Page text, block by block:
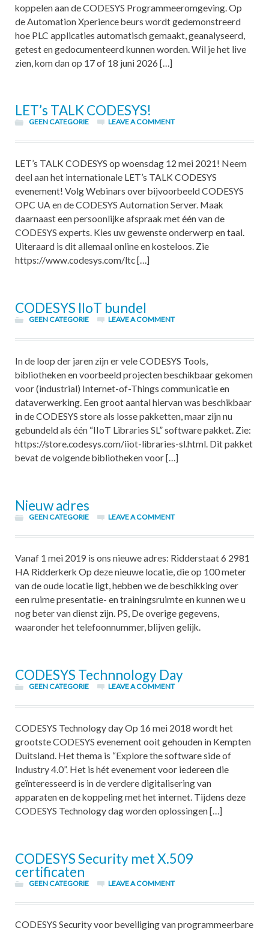
koppelen aan de CODESYS Programmeeromgeving. Op
de Automation Xperience beurs wordt gedemonstreerd
hoe PLC applicaties automatisch gemaakt, geanalyseerd,
getest en gedocumenteerd kunnen worden. Wil je het live
zien, kom dan op 17 of 18 juni 2026 […]
LET’s TALK CODESYS!
GEEN CATEGORIE LEAVE A COMMENT
LET’s TALK CODESYS op woensdag 12 mei 2021! Neem
deel aan het internationale LET’s TALK CODESYS
evenement! Volg Webinars over bijvoorbeeld CODESYS
OPC UA en de CODESYS Automation Server. Maak
daarnaast een persoonlijke afspraak met één van de
CODESYS experts. Kies uw gewenste onderwerp en taal.
Uiteraard is dit allemaal online en kosteloos. Zie
https://www.codesys.com/ltc […]
CODESYS IIoT bundel
GEEN CATEGORIE LEAVE A COMMENT
In de loop der jaren zijn er vele CODESYS Tools,
bibliotheken en voorbeeld projecten beschikbaar gekomen
voor (industrial) Internet-of-Things communicatie en
dataverwerking. Een groot aantal hiervan was beschikbaar
in de CODESYS store als losse pakketten, maar zijn nu
gebundeld als één “IIoT Libraries SL” software pakket. Zie:
https://store.codesys.com/iiot-libraries-sl.html. Dit pakket
bevat de volgende bibliotheken voor […]
Nieuw adres
GEEN CATEGORIE LEAVE A COMMENT
Vanaf 1 mei 2019 is ons nieuwe adres: Ridderstaat 6 2981
HA Ridderkerk Op deze nieuwe locatie, die op 100 meter
van de oude locatie ligt, hebben we de beschikking over
een ruime presentatie- en trainingsruimte en kunnen we u
nog beter van dienst zijn. PS, De overige gegevens,
waaronder het telefoonnummer, blijven gelijk.
CODESYS Technnology Day
GEEN CATEGORIE LEAVE A COMMENT
CODESYS Technology day Op 16 mei 2018 wordt het
grootste CODESYS evenement ooit gehouden in Kempten
Duitsland. Het thema is “Explore the software side of
Industry 4.0”. Het is hét evenement voor iedereen die
geïnteresseerd is in de verdere digitalisering van
apparaten en de koppeling met het internet. Tijdens deze
CODESYS Technology dag worden oplossingen […]
CODESYS Security met X.509
certificaten
GEEN CATEGORIE LEAVE A COMMENT
CODESYS Security voor beveiliging van programmeerbare